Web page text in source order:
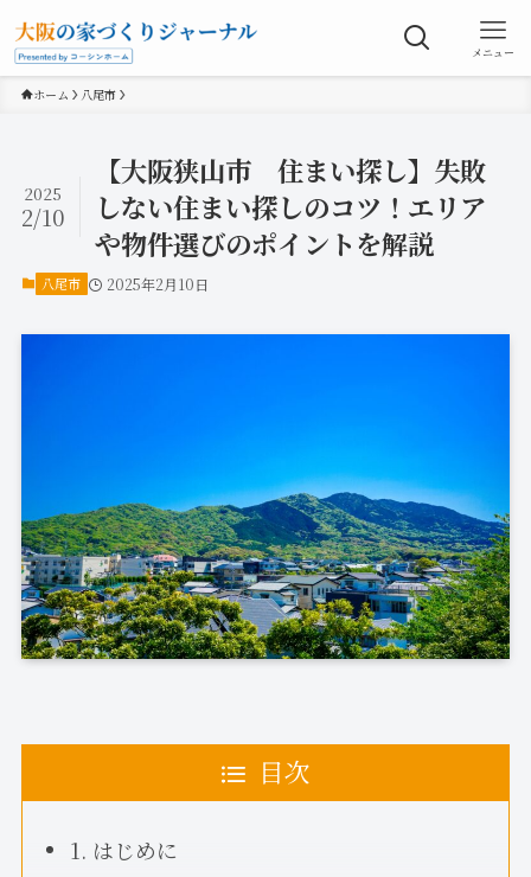
メニュー
ホーム 八尾市
【大阪狭山市 住まい探し】失敗
しない住まい探しのコツ！エリア
や物件選びのポイントを解説
2025
2/10
八尾市 2025年2月10日
目次
1. はじめに